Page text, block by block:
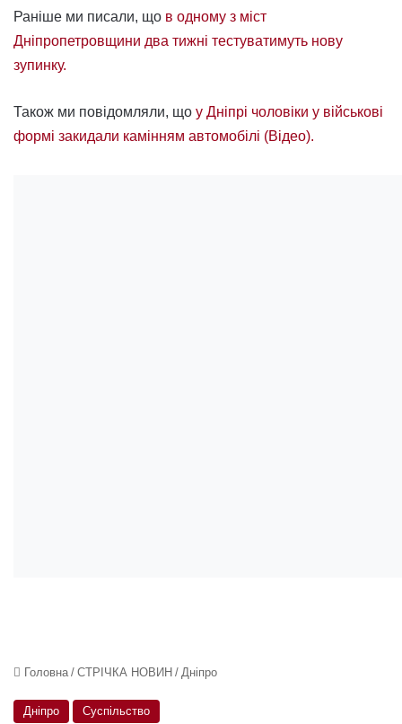
Раніше ми писали, що в одному з міст
Дніпропетровщини два тижні тестуватимуть нову
зупинку.
Також ми повідомляли, що у Дніпрі чоловіки у військові
формі закидали камінням автомобілі (Відео).